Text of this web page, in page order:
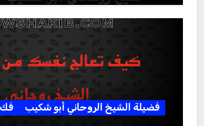
فضيلة الشيخ الروحاني أبو شكيب فك